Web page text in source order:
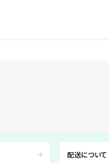
配送について